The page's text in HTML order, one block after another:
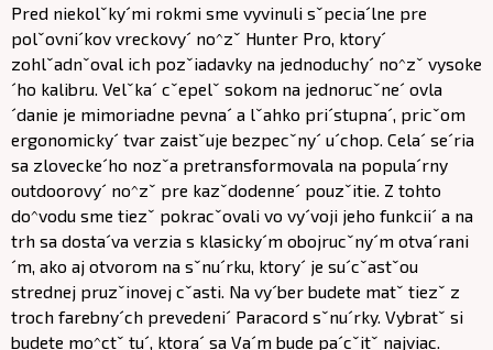
Pred niekolˇky´mi rokmi sme vyvinuli sˇpecia´lne pre
polˇovni´kov vreckovy´ no^zˇ Hunter Pro, ktory´
zohlˇadnˇoval ich pozˇiadavky na jednoduchy´ no^zˇ vysoke
´ho kalibru. Velˇka´ cˇepelˇ sokom na jednorucˇne´ ovla
´danie je mimoriadne pevna´ a lˇahko pri´stupna´, pricˇom
ergonomicky´ tvar zaistˇuje bezpecˇny´ u´chop. Cela´ se´ria
sa zlovecke´ho nozˇa pretransformovala na popula´rny
outdoorovy´ no^zˇ pre kazˇdodenne´ pouzˇitie. Z tohto
do^vodu sme tiezˇ pokracˇovali vo vy´voji jeho funkcii´ a na
trh sa dosta´va verzia s klasicky´m obojrucˇny´m otva´rani
´m, ako aj otvorom na sˇnu´rku, ktory´ je su´cˇastˇou
strednej pruzˇinovej cˇasti. Na vy´ber budete matˇ tiezˇ z
troch farebny´ch prevedeni´ Paracord sˇnu´rky. Vybratˇ si
budete mo^ctˇ tu´, ktora´ sa Va´m bude pa´cˇitˇ najviac.